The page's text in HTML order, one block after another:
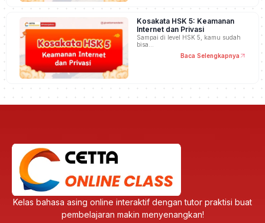
Kosakata HSK 5: Keamanan
Internet dan Privasi
Sampai di level HSK 5, kamu sudah
bisa…
Baca Selengkapnya
Kelas bahasa asing online interaktif dengan tutor praktisi buat
pembelajaran makin menyenangkan!